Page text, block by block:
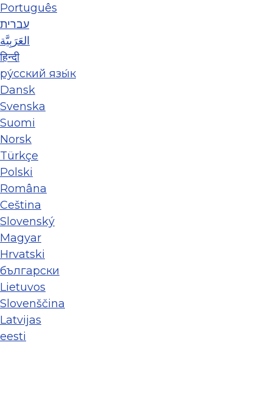
Português
עברית
العَرَبِيَّة
हिन्दी
ру́сский язы́к
Dansk
Svenska
Suomi
Norsk
Türkçe
Polski
Româna
Ceština
Slovenský
Magyar
Hrvatski
български
Lietuvos
Slovenščina
Latvijas
eesti